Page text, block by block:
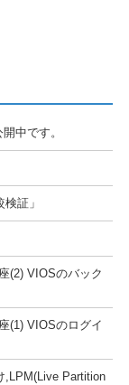
中です。
証」
(2) VIOSのバック
(1) VIOSのログイ
,LPM(Live Partition